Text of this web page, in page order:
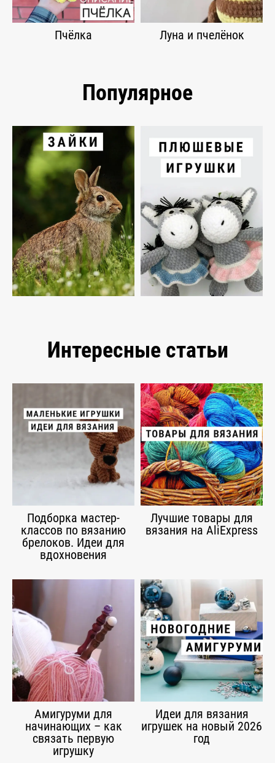
Пчёлка Луна и пчелёнок
Популярное
Интересные статьи
Подборка мастер-
классов по вязанию
брелоков. Идеи для
вдохновения
Лучшие товары для
вязания на AliExpress
Амигуруми для
начинающих – как
связать первую
игрушку
Идеи для вязания
игрушек на новый 2026
год